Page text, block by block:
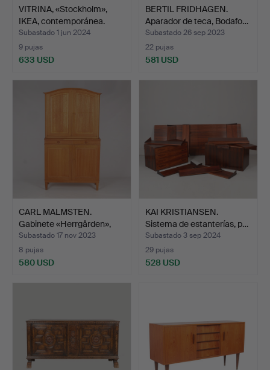
VITRINA, «Stockholm»,
IKEA, contemporánea.
Subastado 1 jun 2024
9 pujas
633 USD
BERTIL FRIDHAGEN.
Aparador de teca, Bodafo…
Subastado 26 sep 2023
22 pujas
581 USD
CARL MALMSTEN.
Gabinete «Herrgården»,
Boda…
Subastado 17 nov 2023
8 pujas
580 USD
KAI KRISTIANSEN.
Sistema de estanterías, p…
Subastado 3 sep 2024
29 pujas
528 USD